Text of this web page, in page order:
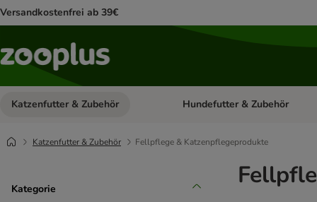
Versandkostenfrei ab 39€
Katzenfutter & Zubehör Kategorie-Menü öffnen:
Hundefutter & Zubehör
Katzenfutter & Zubehör Fellpflege & Katzenpflegeprodukte
Kategorie